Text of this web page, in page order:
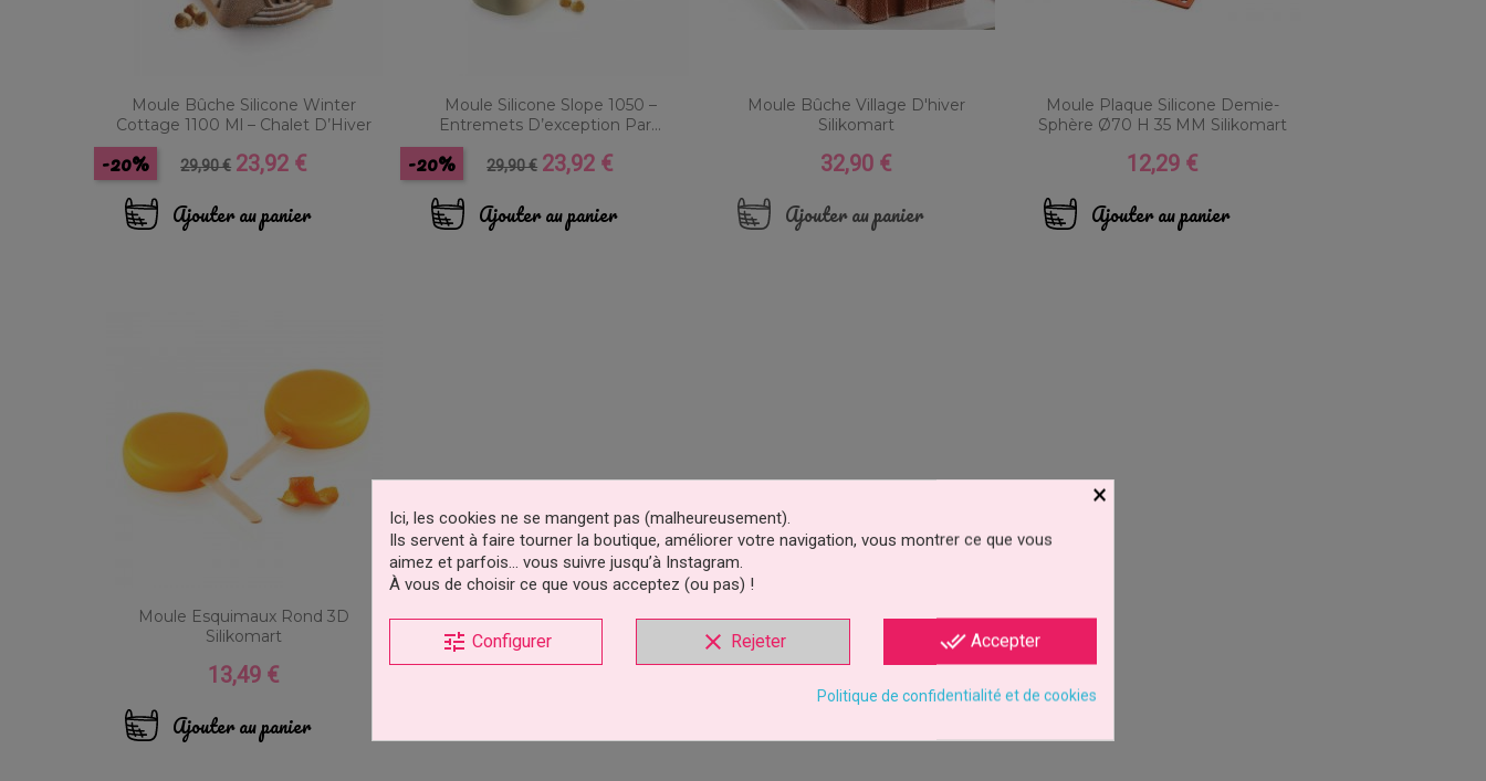
Moule Bûche Silicone Winter
Cottage 1100 Ml – Chalet D’Hiver
Prix
base
29,90 €
-20% Prix
23,92 €
Ajouter au panier
Moule Silicone Slope 1050 –
Entremets D’exception Par...
Prix
base
29,90 €
-20% Prix
23,92 €
Ajouter au panier
Moule Bûche Village D'hiver
Silikomart
Prix
32,90 €
Ajouter au panier
Moule Plaque Silicone Demie-
Sphère Ø70 H 35 MM Silikomart
Prix
12,29 €
Ajouter au panier
Moule Esquimaux Rond 3D
Silikomart
Prix
13,49 €
Ajouter au panier
×
Ici, les cookies ne se mangent pas (malheureusement).
Ils servent à faire tourner la boutique, améliorer votre navigation, vous montrer ce que vous
aimez et parfois… vous suivre jusqu’à Instagram.
À vous de choisir ce que vous acceptez (ou pas) !
tune Configurer clear Rejeter done_all Accepter
Politique de confidentialité et de cookies